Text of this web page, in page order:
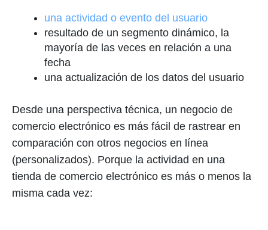
una actividad o evento del usuario
resultado de un segmento dinámico, la
mayoría de las veces en relación a una
fecha
una actualización de los datos del usuario
Desde una perspectiva técnica, un negocio de
comercio electrónico es más fácil de rastrear en
comparación con otros negocios en línea
(personalizados). Porque la actividad en una
tienda de comercio electrónico es más o menos la
misma cada vez: